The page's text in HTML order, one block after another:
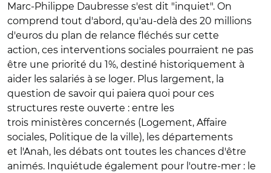
Marc-Philippe Daubresse s'est dit "inquiet". On
comprend tout d'abord, qu'au-delà des 20 millions
d'euros du plan de relance fléchés sur cette
action, ces interventions sociales pourraient ne pas
être une priorité du 1%, destiné historiquement à
aider les salariés à se loger. Plus largement, la
question de savoir qui paiera quoi pour ces
structures reste ouverte : entre les
trois ministères concernés (Logement, Affaire
sociales, Politique de la ville), les départements
et l'Anah, les débats ont toutes les chances d'être
animés. Inquiétude également pour l'outre-mer : le